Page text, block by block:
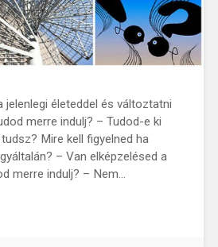
jelenlegi életeddel és változtatni
merre indulj? – Tudod-e ki
Mire kell figyelned ha
– Van elképzelésed a
merre indulj? – Nem…